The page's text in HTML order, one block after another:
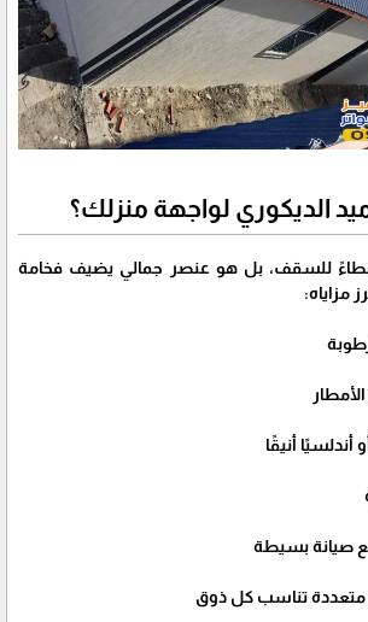
الديكوري لواجهة منزلك؟
للسقف، بل هو عنصر جمالي يضيف فخامة
مزاياه:
أنيقًا
صيانة بسيطة
متعددة تناسب كل ذوق